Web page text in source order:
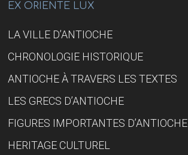
EX ORIENTE LUX
LA VILLE D’ANTIOCHE
CHRONOLOGIE HISTORIQUE
ANTIOCHE À TRAVERS LES TEXTES
LES GRECS D’ANTIOCHE
FIGURES IMPORTANTES D’ANTIOCHE
HERITAGE CULTUREL